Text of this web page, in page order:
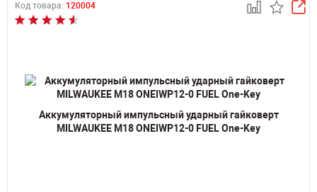
Код товара: 120004
Аккумуляторный импульсный ударный гайковерт
MILWAUKEE M18 ONEIWP12-0 FUEL One-Key